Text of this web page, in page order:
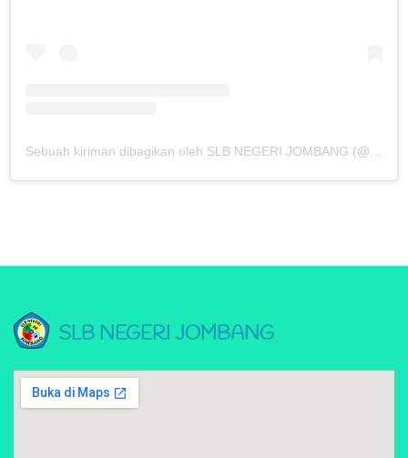
Sebuah kiriman dibagikan oleh SLB NEGERI JOMBANG (@slbn_jombang)
SLB NEGERI JOMBANG